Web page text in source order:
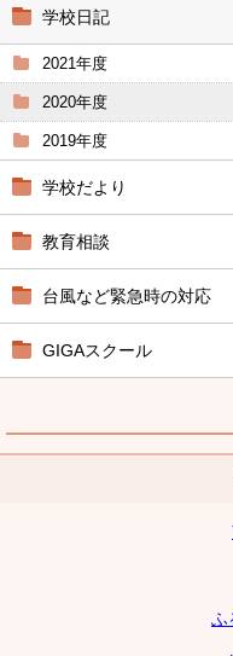
学校日記
2021年度
2020年度
2019年度
学校だより
教育相談
台風など緊急時の対応
GIGAスクール
ふ